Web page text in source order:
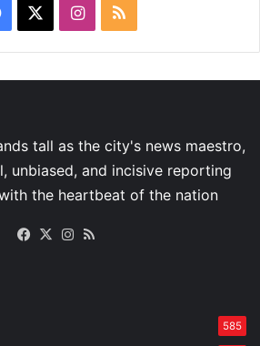
Facebook Instagram
RSS
Facebook
X Instagram
585